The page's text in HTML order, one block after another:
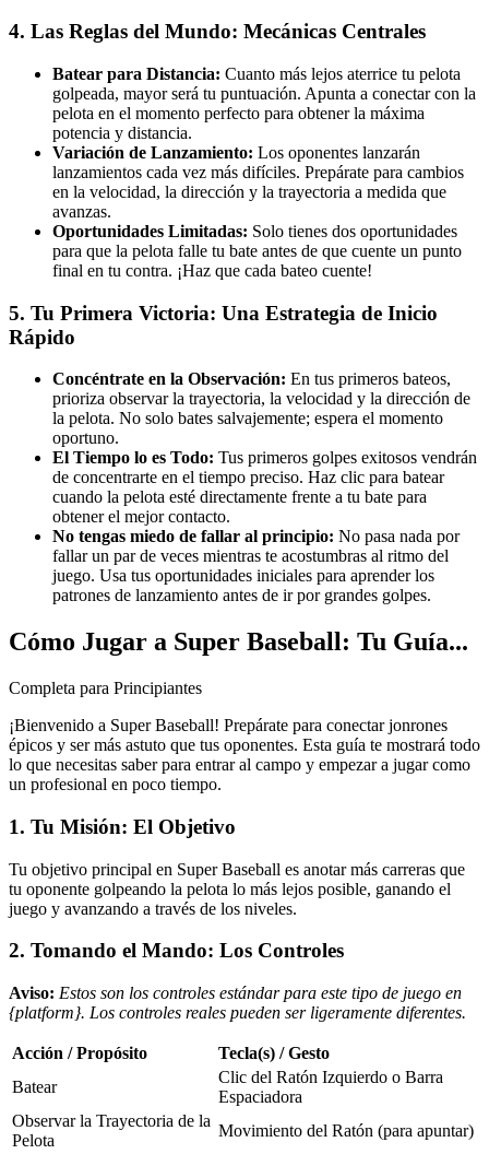
4. Las Reglas del Mundo: Mecánicas Centrales
Batear para Distancia: Cuanto más lejos aterrice tu pelota
golpeada, mayor será tu puntuación. Apunta a conectar con la
pelota en el momento perfecto para obtener la máxima
potencia y distancia.
Variación de Lanzamiento: Los oponentes lanzarán
lanzamientos cada vez más difíciles. Prepárate para cambios
en la velocidad, la dirección y la trayectoria a medida que
avanzas.
Oportunidades Limitadas: Solo tienes dos oportunidades
para que la pelota falle tu bate antes de que cuente un punto
final en tu contra. ¡Haz que cada bateo cuente!
5. Tu Primera Victoria: Una Estrategia de Inicio
Rápido
Concéntrate en la Observación: En tus primeros bateos,
prioriza observar la trayectoria, la velocidad y la dirección de
la pelota. No solo bates salvajemente; espera el momento
oportuno.
El Tiempo lo es Todo: Tus primeros golpes exitosos vendrán
de concentrarte en el tiempo preciso. Haz clic para batear
cuando la pelota esté directamente frente a tu bate para
obtener el mejor contacto.
No tengas miedo de fallar al principio: No pasa nada por
fallar un par de veces mientras te acostumbras al ritmo del
juego. Usa tus oportunidades iniciales para aprender los
patrones de lanzamiento antes de ir por grandes golpes.
Cómo Jugar a Super Baseball: Tu Guía...
Completa para Principiantes
¡Bienvenido a Super Baseball! Prepárate para conectar jonrones
épicos y ser más astuto que tus oponentes. Esta guía te mostrará todo
lo que necesitas saber para entrar al campo y empezar a jugar como
un profesional en poco tiempo.
1. Tu Misión: El Objetivo
Tu objetivo principal en Super Baseball es anotar más carreras que
tu oponente golpeando la pelota lo más lejos posible, ganando el
juego y avanzando a través de los niveles.
2. Tomando el Mando: Los Controles
Aviso: Estos son los controles estándar para este tipo de juego en
{platform}. Los controles reales pueden ser ligeramente diferentes.
Acción / Propósito
Tecla(s) / Gesto
Batear
Clic del Ratón Izquierdo o Barra
Espaciadora
Observar la Trayectoria de la
Pelota
Movimiento del Ratón (para apuntar)